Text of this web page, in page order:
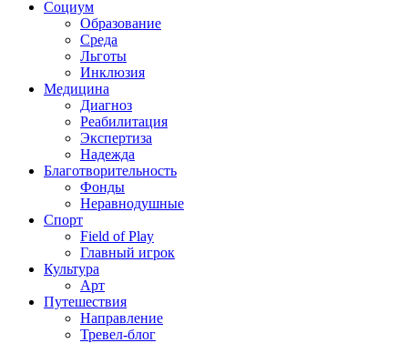
Социум
Образование
Среда
Льготы
Инклюзия
Медицина
Диагноз
Реабилитация
Экспертиза
Надежда
Благотворительность
Фонды
Неравнодушные
Спорт
Field of Play
Главный игрок
Культура
Арт
Путешествия
Направление
Тревел-блог